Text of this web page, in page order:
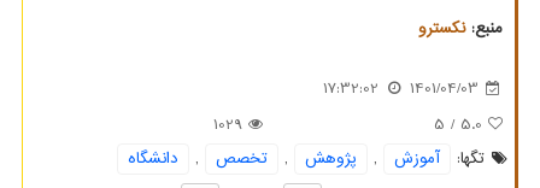
منبع:نكسترو
1401/04/03
17:32:02
5.0
/ 5
1029
تگها:
آموزش , پژوهش , تخصص ,
دانشگاه